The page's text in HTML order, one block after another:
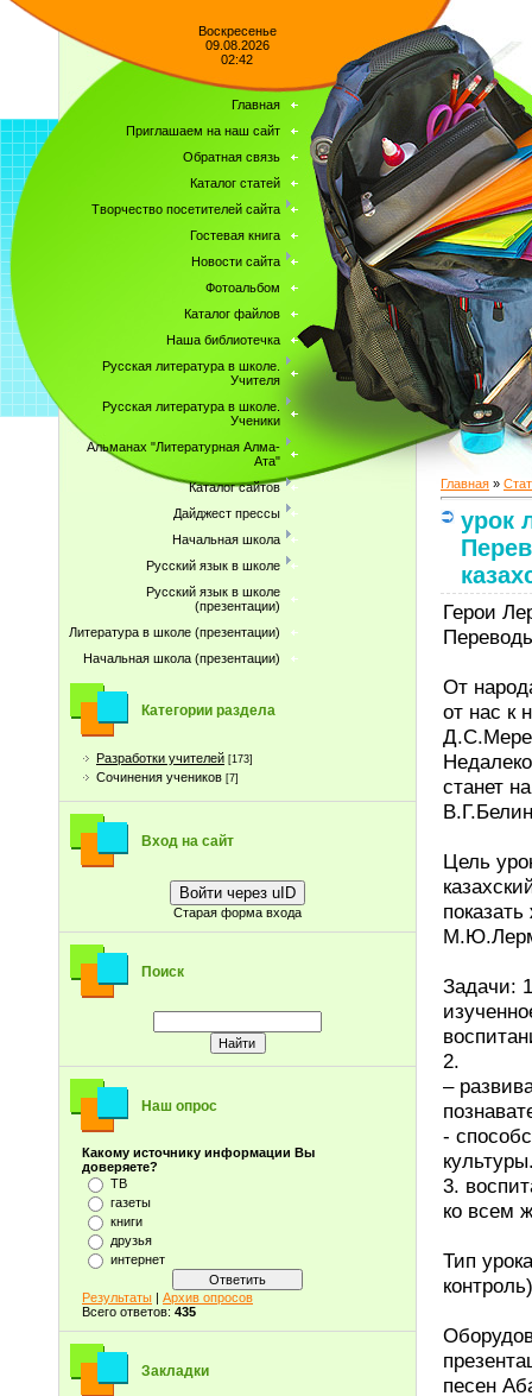
Воскресенье
09.08.2026
02:42
Главная
Приглашаем на наш сайт
Обратная связь
Каталог статей
Творчество посетителей сайта
Гостевая книга
Новости сайта
Фотоальбом
Каталог файлов
Наша библиотечка
Русская литература в школе.
Учителя
Русская литература в школе.
Ученики
Альманах "Литературная Алма-
Ата"
Каталог сайтов
Дайджест прессы
Начальная школа
Русский язык в школе
Русский язык в школе
(презентации)
Литература в школе (презентации)
Начальная школа (презентации)
Категории раздела
Разработки учителей [173]
Сочинения учеников [7]
Вход на сайт
Войти через uID
Старая форма входа
Поиск
Наш опрос
Какому источнику информации Вы
доверяете?
ТВ
газеты
книги
друзья
интернет
Результаты | Архив опросов
Всего ответов: 435
Закладки
Главная »
урок
Герои
От
от нас к
станет
Цель
Задачи:
2.
–
-
3.
ко всем
Тип
песен